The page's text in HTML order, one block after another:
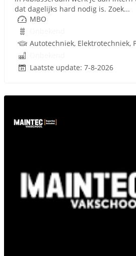
dat dagelijks hard nodig is. Zoek...
MBO
Laatste update: 7-8-2026